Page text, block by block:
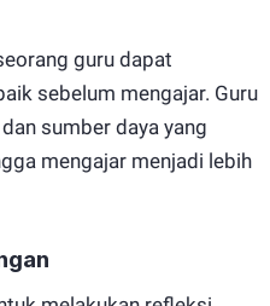
guru dapat
sebelum mengajar. Guru
sumber daya yang
mengajar menjadi lebih